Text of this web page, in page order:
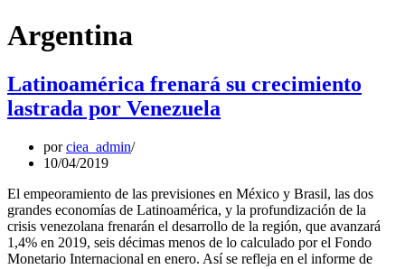
Argentina
Latinoamérica frenará su crecimiento
lastrada por Venezuela
porciea_admin
10/04/2019
El empeoramiento de las previsiones en México y Brasil, las dos
grandes economías de Latinoamérica, y la profundización de la
crisis venezolana frenarán el desarrollo de la región, que avanzará
1,4% en 2019, seis décimas menos de lo calculado por el Fondo
Monetario Internacional en enero. Así se refleja en el informe de